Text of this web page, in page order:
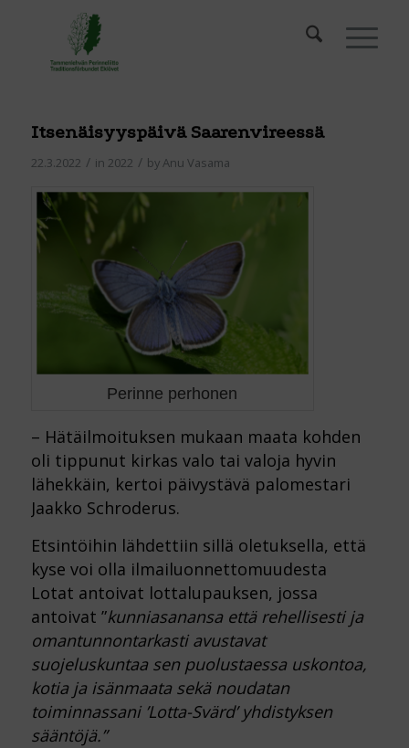
Itsenäisyyspäivä Saarenvireessä
22.3.2022 / in 2022 / byAnu Vasama
Perinne perhonen
– Hätäilmoituksen mukaan maata kohden
oli tippunut kirkas valo tai valoja hyvin
lähekkäin, kertoi päivystävä palomestari
Jaakko Schroderus.
Etsintöihin lähdettiin sillä oletuksella, että
kyse voi olla ilmailuonnettomuudesta
Lotat antoivat lottalupauksen, jossa
antoivat ”kunniasanansa että rehellisesti ja
omantunnontarkasti avustavat
suojeluskuntaa sen puolustaessa uskontoa,
kotia ja isänmaata sekä noudatan
toiminnassani ’Lotta-Svärd’ yhdistyksen
sääntöjä.”